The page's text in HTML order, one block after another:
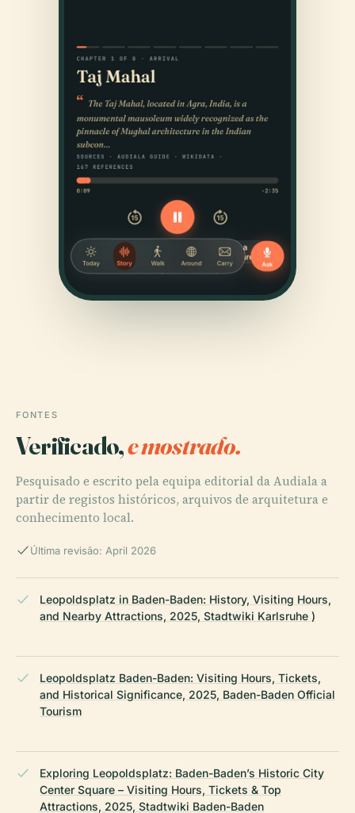
FONTES
Verificado,e mostrado.
Pesquisado e escrito pela equipa editorial da Audiala a
partir de registos históricos, arquivos de arquitetura e
conhecimento local.
Última revisão: April 2026
Leopoldsplatz in Baden-Baden: History, Visiting Hours,
and Nearby Attractions, 2025, Stadtwiki Karlsruhe )
Leopoldsplatz Baden-Baden: Visiting Hours, Tickets,
and Historical Significance, 2025, Baden-Baden Official
Tourism
Exploring Leopoldsplatz: Baden-Baden’s Historic City
Center Square – Visiting Hours, Tickets & Top
Attractions, 2025, Stadtwiki Baden-Baden